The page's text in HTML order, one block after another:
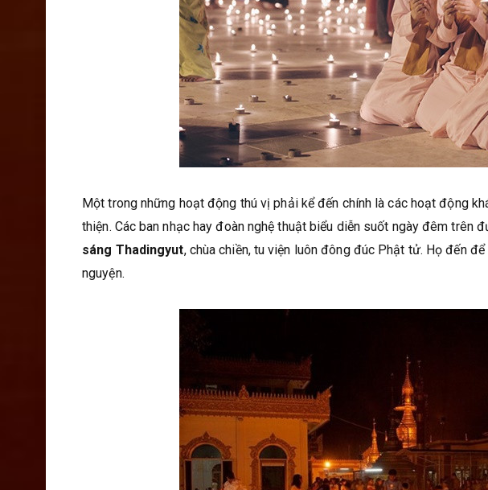
Một trong những hoạt động thú vị phải kể đến chính là các hoạt động
thiện. Các ban nhạc hay đoàn nghệ thuật biểu diễn suốt ngày đêm trên
sáng Thadingyut, chùa chiền, tu viện luôn đông đúc Phật tử. Họ đến
nguyện.